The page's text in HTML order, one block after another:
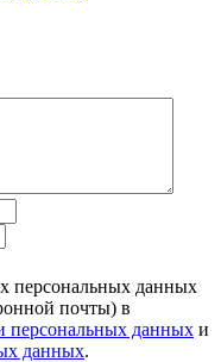
персональных данных
почты) в
персональных данных и
данных.